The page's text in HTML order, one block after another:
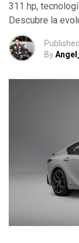
311 hp,
Descubre la
Published
By